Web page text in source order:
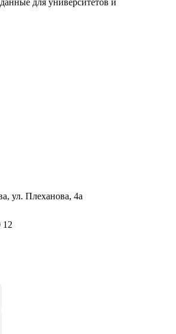
для университетов и
ул. Плеханова, 4а
12